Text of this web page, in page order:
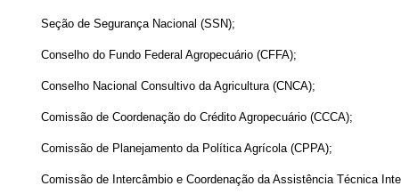
Seção de Segurança Nacional (SSN);
Conselho do Fundo Federal Agropecuário (CFFA);
Conselho Nacional Consultivo da Agricultura (CNCA);
Comissão de Coordenação do Crédito Agropecuário (CCCA);
Comissão de Planejamento da Política Agrícola (CPPA);
Comissão de Intercâmbio e Coordenação da Assistência Técnica